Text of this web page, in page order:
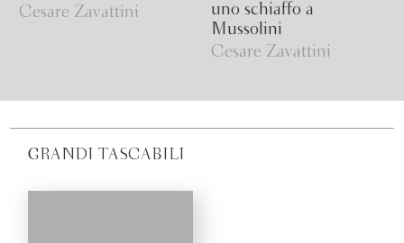
Cesare Zavattini
uno schiaffo a
Mussolini
Cesare Zavattini
GRANDI TASCABILI